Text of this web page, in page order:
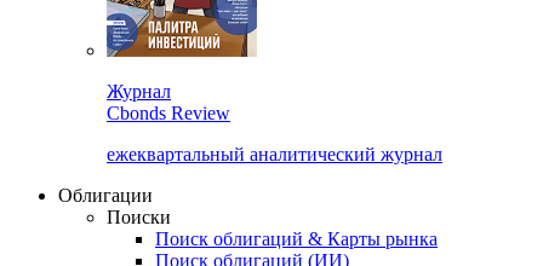
Cbonds Review
ежеквартальный аналитический журнал